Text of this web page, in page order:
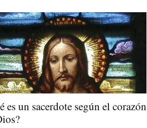
es un sacerdote según el corazón